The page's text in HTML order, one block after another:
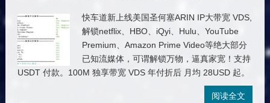
快车道新上线美国圣何塞ARIN IP大带宽 VDS,
解锁netflix、HBO、iQyi、Hulu、YouTube
Premium、Amazon Prime Video等绝大部分
已知流媒体，可谓解锁万物，逼真家宽！支持
USDT 付款。100M 独享带宽 VDS 年付折后 月均 28USD 起。
阅读全文